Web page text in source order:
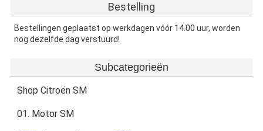
Bestelling
Bestellingen geplaatst op werkdagen vóór 14.00 uur, worden
nog dezelfde dag verstuurd!
Subcategorieën
Shop Citroën SM
01. Motor SM